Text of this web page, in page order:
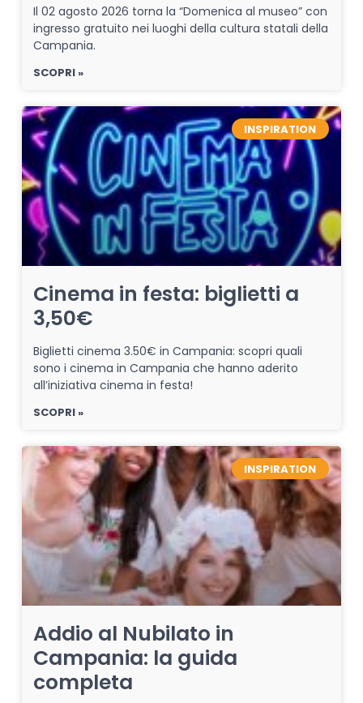
Il 02 agosto 2026 torna la “Domenica al museo” con
ingresso gratuito nei luoghi della cultura statali della
Campania.
SCOPRI »
INSPIRATION
Cinema in festa: biglietti a
3,50€
Biglietti cinema 3.50€ in Campania: scopri quali
sono i cinema in Campania che hanno aderito
all’iniziativa cinema in festa!
SCOPRI »
INSPIRATION
Addio al Nubilato in
Campania: la guida
completa